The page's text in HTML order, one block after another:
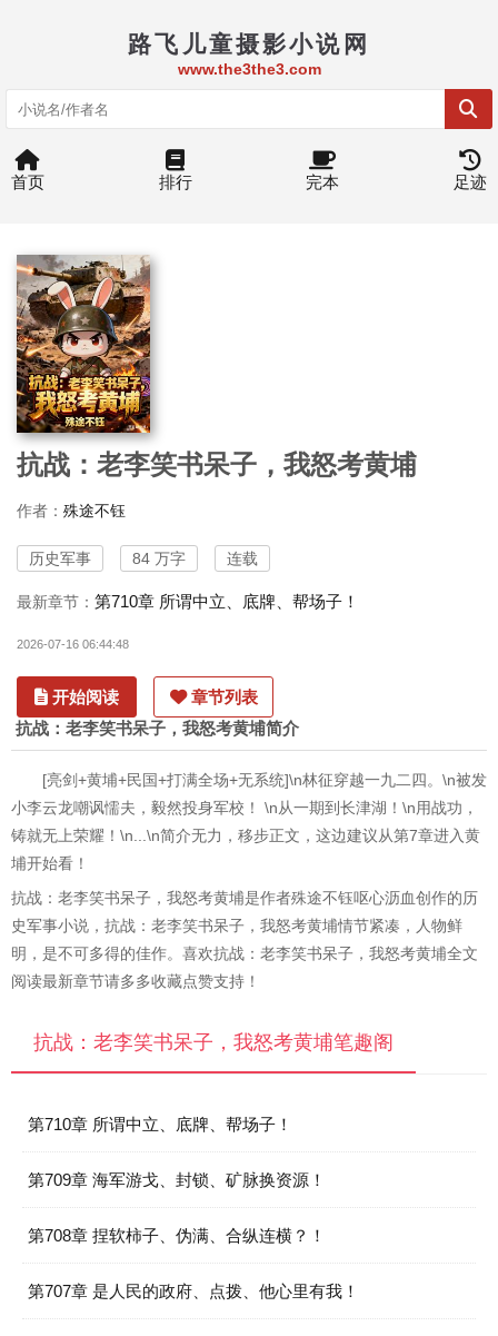
路飞儿童摄影小说网
www.the3the3.com
首页 排行 完本 足迹
抗战：老李笑书呆子，我怒考黄埔
作者： 殊途不钰
历史军事 84 万字 连载
最新章节： 第710章 所谓中立、底牌、帮场子！
2026-07-16 06:44:48
开始阅读 章节列表
抗战：老李笑书呆子，我怒考黄埔简介
[亮剑+黄埔+民国+打满全场+无系统]\n林征穿越一九二四。\n被发
小李云龙嘲讽懦夫，毅然投身军校！ \n从一期到长津湖！\n用战功，
铸就无上荣耀！\n...\n简介无力，移步正文，这边建议从第7章进入黄
埔开始看！
抗战：老李笑书呆子，我怒考黄埔是作者殊途不钰呕心沥血创作的历
史军事小说，抗战：老李笑书呆子，我怒考黄埔情节紧凑，人物鲜
明，是不可多得的佳作。喜欢抗战：老李笑书呆子，我怒考黄埔全文
阅读最新章节请多多收藏点赞支持！
抗战：老李笑书呆子，我怒考黄埔笔趣阁
第710章 所谓中立、底牌、帮场子！
第709章 海军游戈、封锁、矿脉换资源！
第708章 捏软柿子、伪满、合纵连横？！
第707章 是人民的政府、点拨、他心里有我！